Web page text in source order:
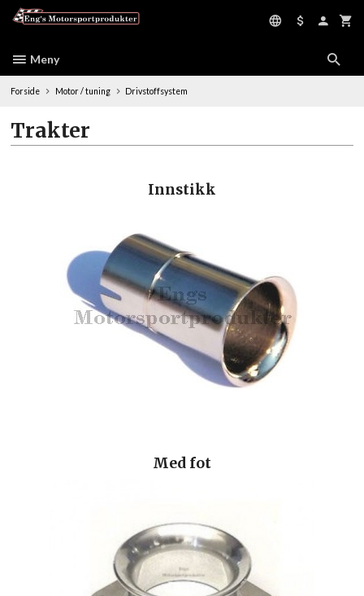
Meny
Forside Motor / tuning Drivstoffsystem
Trakter
Innstikk
Med fot